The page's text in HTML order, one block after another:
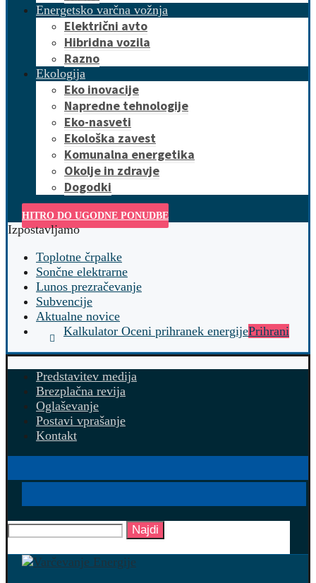
Energetsko varčna vožnja
Električni avto
Hibridna vozila
Razno
Ekologija
Eko inovacije
Napredne tehnologije
Eko-nasveti
Ekološka zavest
Komunalna energetika
Okolje in zdravje
Dogodki
HITRO DO UGODNE PONUDBE
Izpostavljamo
Toplotne črpalke
Sončne elektrarne
Lunos prezračevanje
Subvencije
Aktualne novice
Kalkulator Oceni prihranek energijePrihrani
Predstavitev medija
Brezplačna revija
Oglaševanje
Postavi vprašanje
Kontakt
Najdi